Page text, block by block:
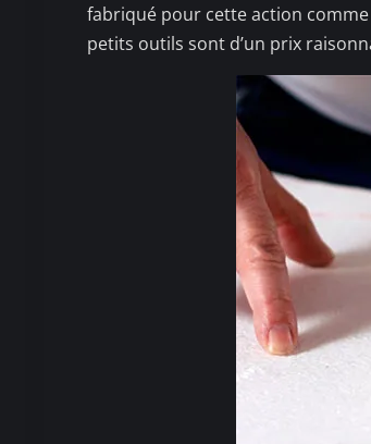
fabriqué pour cette action
petits outils sont d’un prix